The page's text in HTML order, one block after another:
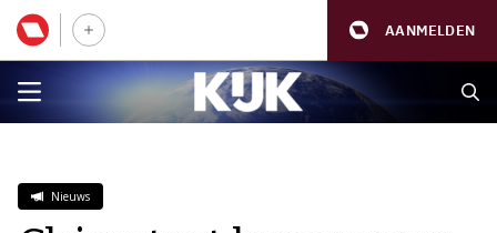
AANMELDEN
Nieuws